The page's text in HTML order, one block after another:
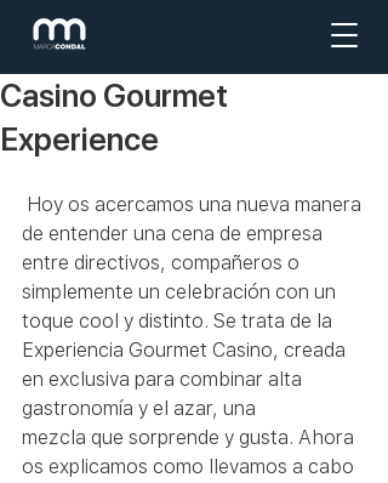
Casino Gourmet
Experience
de entender una cena de empresa
entre directivos, compañeros o
simplemente un celebración con un
toque cool y distinto. Se trata de la
Experiencia Gourmet Casino, creada
en exclusiva para combinar alta
gastronomía y el azar, una
mezcla que sorprende y gusta. Ahora
os explicamos como llevamos a cabo